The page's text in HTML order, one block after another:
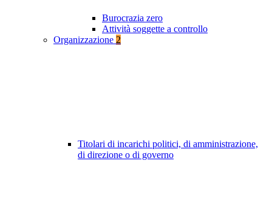
Burocrazia zero
Attività soggette a controllo
Organizzazione 2
Titolari di incarichi politici, di amministrazione,
di direzione o di governo